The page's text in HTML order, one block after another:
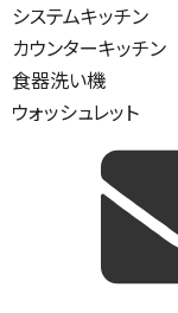
システムキッチン
カウンターキッチン
食器洗い機
ウォッシュレット